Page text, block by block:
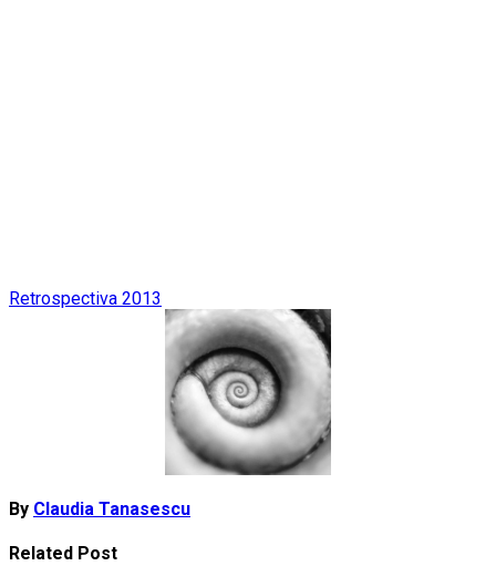
Post
Retrospectiva 2013
By Claudia Tanasescu
Related Post